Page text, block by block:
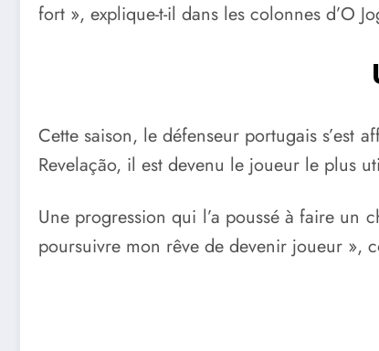
fort », explique-t-il dans les colonnes d’O
Cette saison, le défenseur portugais s’est
Revelação, il est devenu le joueur le plus
Une progression qui l’a poussé à faire un
poursuivre mon rêve de devenir joueur »,